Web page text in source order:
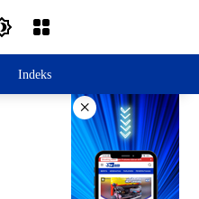
Indeks
×